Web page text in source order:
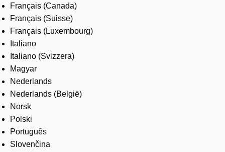
Français (Canada)
Français (Suisse)
Français (Luxembourg)
Italiano
Italiano (Svizzera)
Magyar
Nederlands
Nederlands (België)
Norsk
Polski
Português
Slovenčina